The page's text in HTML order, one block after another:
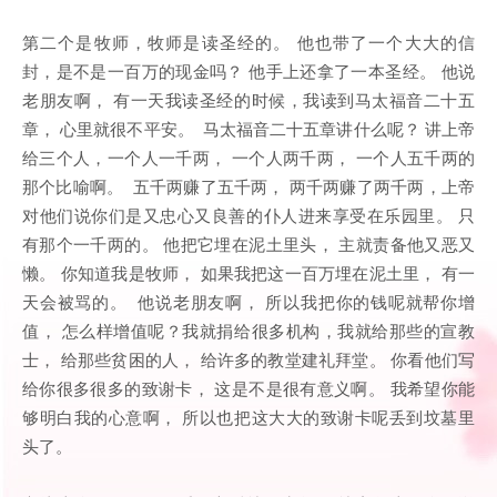
第二个是牧师，牧师是读圣经的。 他也带了一个大大的信
封，是不是一百万的现金吗？ 他手上还拿了一本圣经。 他说
老朋友啊， 有一天我读圣经的时候，我读到马太福音二十五
章， 心里就很不平安。 马太福音二十五章讲什么呢？ 讲上帝
给三个人，一个人一千两， 一个人两千两， 一个人五千两的
那个比喻啊。 五千两赚了五千两， 两千两赚了两千两，上帝
对他们说你们是又忠心又良善的仆人进来享受在乐园里。 只
有那个一千两的。 他把它埋在泥土里头， 主就责备他又恶又
懒。 你知道我是牧师， 如果我把这一百万埋在泥土里， 有一
天会被骂的。 他说老朋友啊， 所以我把你的钱呢就帮你增
值， 怎么样增值呢？我就捐给很多机构，我就给那些的宣教
士， 给那些贫困的人， 给许多的教堂建礼拜堂。 你看他们写
给你很多很多的致谢卡， 这是不是很有意义啊。 我希望你能
够明白我的心意啊， 所以也把这大大的致谢卡呢丢到坟墓里
头了。